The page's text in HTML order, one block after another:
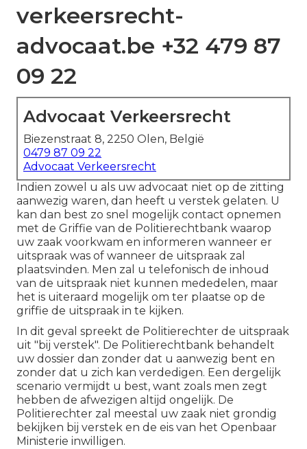
verkeersrecht-
advocaat.be +32 479 87
09 22
Advocaat Verkeersrecht
Biezenstraat 8, 2250 Olen, België
0479 87 09 22
Advocaat Verkeersrecht
Indien zowel u als uw advocaat niet op de zitting
aanwezig waren, dan heeft u verstek gelaten. U
kan dan best zo snel mogelijk contact opnemen
met de Griffie van de Politierechtbank waarop
uw zaak voorkwam en informeren wanneer er
uitspraak was of wanneer de uitspraak zal
plaatsvinden. Men zal u telefonisch de inhoud
van de uitspraak niet kunnen mededelen, maar
het is uiteraard mogelijk om ter plaatse op de
griffie de uitspraak in te kijken.
In dit geval spreekt de Politierechter de uitspraak
uit "bij verstek". De Politierechtbank behandelt
uw dossier dan zonder dat u aanwezig bent en
zonder dat u zich kan verdedigen. Een dergelijk
scenario vermijdt u best, want zoals men zegt
hebben de afwezigen altijd ongelijk. De
Politierechter zal meestal uw zaak niet grondig
bekijken bij verstek en de eis van het Openbaar
Ministerie inwilligen.